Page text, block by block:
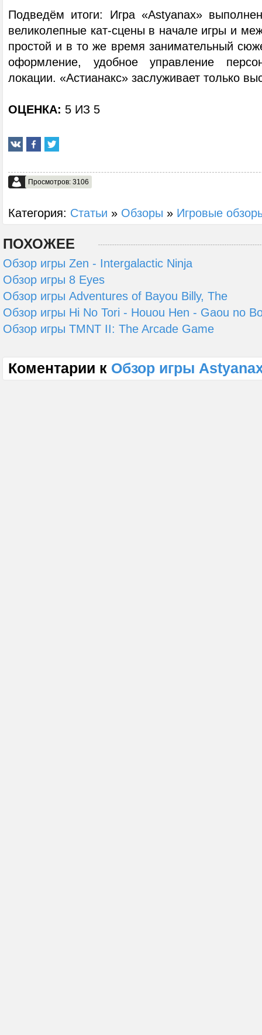
Подведём итоги: Игра «Astyanax»
великолепные кат-сцены в начале игры и
простой и в то же время занимательный
оформление, удобное управление
локации. «Астианакс» заслуживает только
ОЦЕНКА: 5 ИЗ 5
Просмотров: 3106
Категория: Статьи » Обзоры » Игровые
ПОХОЖЕЕ
Обзор игры Zen - Intergalactic Ninja
Обзор игры 8 Eyes
Обзор игры Adventures of Bayou Billy, The
Обзор игры Hi No Tori - Houou Hen - Gaou no
Обзор игры TMNT II: The Arcade Game
Коментарии к Обзор игры